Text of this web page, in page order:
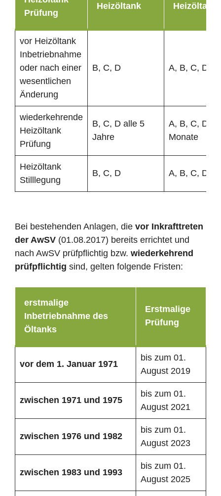
Prüfung
Heizöltank Heizöltank
vor Heizöltank
Inbetriebnahme
oder nach einer
wesentlichen
Änderung
B, C, D A, B, C, D
wiederkehrende
Heizöltank
Prüfung
B, C, D alle 5
Jahre
A, B, C, D
Monate
Heizöltank
Stilllegung
B, C, D A, B, C, D
Bei bestehenden Anlagen, die vor Inkrafttreten
der AwSV (01.08.2017) bereits errichtet und
nach AwSV prüfpflichtig bzw. wiederkehrend
prüfpflichtig sind, gelten folgende Fristen:
erstmalige
Inbetriebnahme des
Öltanks
Erstmalige
Prüfung
vor dem 1. Januar 1971
bis zum 01.
August 2019
zwischen 1971 und 1975
bis zum 01.
August 2021
zwischen 1976 und 1982
bis zum 01.
August 2023
zwischen 1983 und 1993
bis zum 01.
August 2025